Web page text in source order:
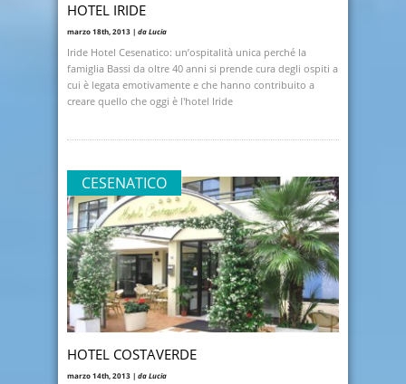
HOTEL IRIDE
marzo 18th, 2013 | da Lucia
Iride Hotel Cesenatico: un’ospitalità unica perché la
famiglia Bassi da oltre 40 anni si prende cura degli ospiti a
cui è legata emotivamente e che hanno contribuito a
creare quello che oggi è l'hotel Iride
CESENATICO
HOTEL COSTAVERDE
marzo 14th, 2013 | da Lucia